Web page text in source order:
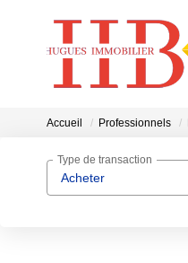
Accueil Professionnels
Acheter
Type de transaction